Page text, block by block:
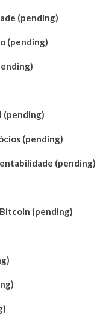
(pending)
(pending)
(pending)
(pending)
(pending)
(pending)